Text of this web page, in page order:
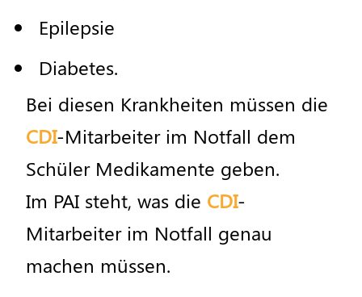
Epilepsie
Diabetes.
Bei diesen Krankheiten müssen die
CDI-Mitarbeiter im Notfall dem
Schüler Medikamente geben.
Im PAI steht, was die CDI-
Mitarbeiter im Notfall genau
machen müssen.